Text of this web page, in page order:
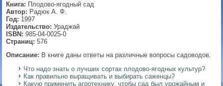
Книга: Плодово-ягодный сад
Автор: Радюк А. Ф.
Год: 1997
Издательство: Ураджай
ISBN: 985-04-0025-0
Страниц: 576
Описание: В книге даны ответы на различные вопросы садоводов.
Что надо знать о лучших сортах плодово-ягодных культур?
Как правильно выращивать и выбирать саженцы?
Какую применить агротехнику, чтобы сад был урожайным и
▼
▼